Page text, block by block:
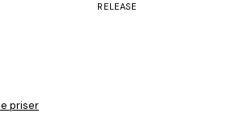
RELEASE
priser